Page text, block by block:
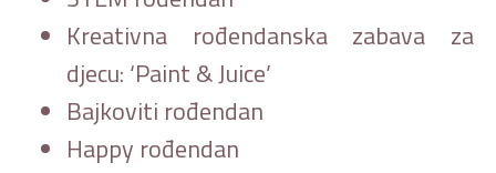
Kreativna rođendanska zabava za
djecu: ‘Paint & Juice’
Bajkoviti rođendan
Happy rođendan